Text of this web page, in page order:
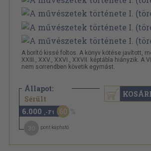
A borító kissé foltos. A könyv kötése javított,
XXIII., XXV., XXVI., XXVII. képtábla hiányzik. A
nem sorrendben követik egymást.
Állapot:
Sérült
15.000 Ft
6.000 ,-Ft 60
pont kapható